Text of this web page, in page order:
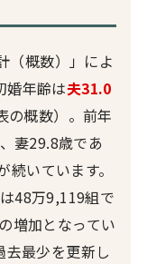
（概数）」によ
婚年齢は夫31.0
の概数）。前年
妻29.8歳であ
いています。
48万9,119組で
増加となってい
最少を更新し